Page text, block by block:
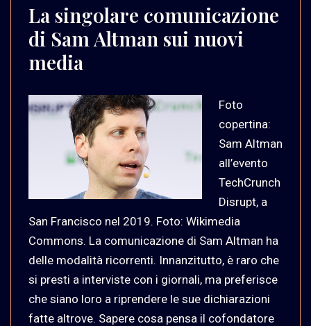
La singolare comunicazione
di Sam Altman sui nuovi
media
Foto
copertina:
Sam Altman
all’evento
TechCrunch
Disrupt, a
San Francisco nel 2019. Foto: Wikimedia
Commons. La comunicazione di Sam Altman ha
delle modalità ricorrenti. Innanzitutto, è raro che
si presti a interviste con i giornali, ma preferisce
che siano loro a riprendere le sue dichiarazioni
fatte altrove. Sapere cosa pensa il cofondatore